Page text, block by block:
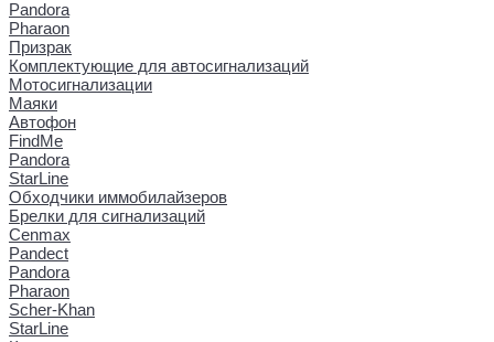
Pandora
Pharaon
Призрак
Комплектующие для автосигнализаций
Мотосигнализации
Маяки
Автофон
FindMe
Pandora
StarLine
Обходчики иммобилайзеров
Брелки для сигнализаций
Cenmax
Pandect
Pandora
Pharaon
Scher-Khan
StarLine